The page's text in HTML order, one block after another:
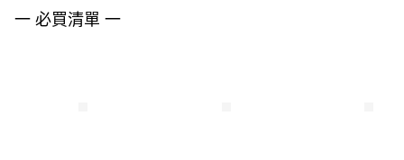
一 必買清單 一